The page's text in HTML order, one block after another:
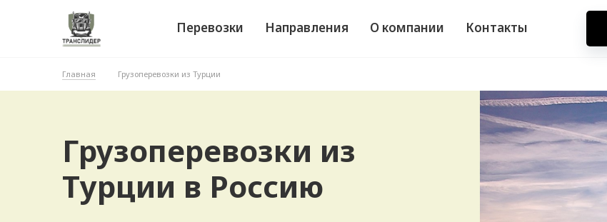
Перевозки Направления О компании Контакты
Главная Грузоперевозки из Турции
Грузоперевозки из
Турции в Россию